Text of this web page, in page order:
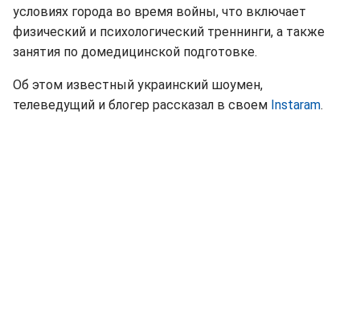
условиях города во время войны, что включает
физический и психологический треннинги, а также
занятия по домедицинской подготовке.
Об этом известный украинский шоумен,
телеведущий и блогер рассказал в своем Instaram.